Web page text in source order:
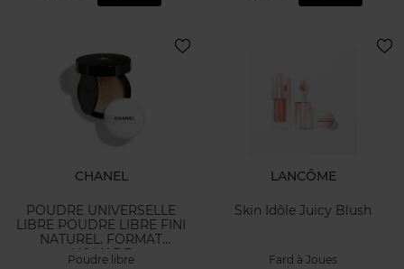
CHANEL
POUDRE UNIVERSELLE
LIBRE POUDRE LIBRE FINI
NATUREL. FORMAT
NOMADE
Poudre libre
LANCÔME
Skin Idôle Juicy Blush
Fard à Joues